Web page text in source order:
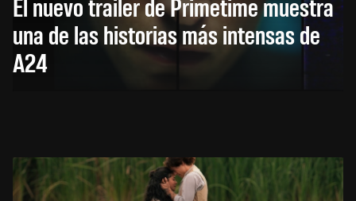
una de las historias más intensas de
A24